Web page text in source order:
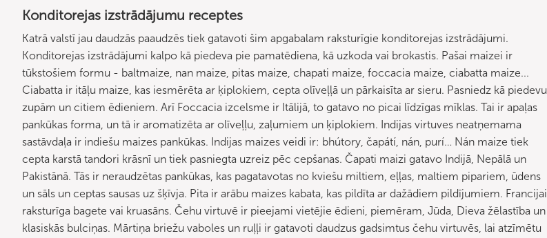
Konditorejas izstrādājumu receptes
Katrā valstī jau daudzās paaudzēs tiek gatavoti šim apgabalam raksturīgie konditorejas izstrādājumi.
Konditorejas izstrādājumi kalpo kā piedeva pie pamatēdiena, kā uzkoda vai brokastis. Pašai maizei ir
tūkstošiem formu - baltmaize, nan maize, pitas maize, chapati maize, foccacia maize, ciabatta maize...
Ciabatta ir itāļu maize, kas iesmērēta ar ķiplokiem, cepta olīveļļā un pārkaisīta ar sieru. Pasniedz kā piedevu
zupām un citiem ēdieniem. Arī Foccacia izcelsme ir Itālijā, to gatavo no picai līdzīgas mīklas. Tai ir apaļas
pankūkas forma, un tā ir aromatizēta ar olīveļļu, zaļumiem un ķiplokiem. Indijas virtuves neatņemama
sastāvdaļa ir indiešu maizes pankūkas. Indijas maizes veidi ir: bhútory, čapátí, nán, purí… Nán maize tiek
cepta karstā tandori krāsnī un tiek pasniegta uzreiz pēc cepšanas. Čapati maizi gatavo Indijā, Nepālā un
Pakistānā. Tās ir neraudzētas pankūkas, kas pagatavotas no kviešu miltiem, eļļas, maltiem pipariem, ūdens
un sāls un ceptas sausas uz šķīvja. Pita ir arābu maizes kabata, kas pildīta ar dažādiem pildījumiem. Francijai
raksturīga bagete vai kruasāns. Čehu virtuvē ir pieejami vietējie ēdieni, piemēram, Jūda, Dieva žēlastība un
klasiskās bulciņas. Mārtiņa briežu vaboles un ruļļi ir gatavoti daudzus gadsimtus čehu virtuvēs, lai atzīmētu